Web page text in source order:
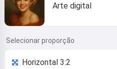
Arte digital
Selecionar proporção